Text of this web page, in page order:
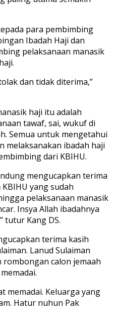
para pembimbing
Ibadah Haji dan
pelaksanaan manasik
dan tidak diterima,”
haji itu adalah
tawaf, sai, wukuf di
Semua untuk mengetahui
melaksanakan ibadah haji
dari KBIHU.
mengucapkan terima
yang sudah
pelaksanaan manasik
Insya Allah ibadahnya
tutur Kang DS.
terima kasih
Lanud Sulaiman
calon jemaah
memadai. Keluarga yang
Hatur nuhun Pak